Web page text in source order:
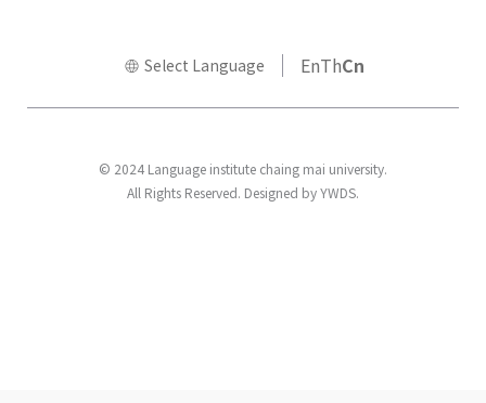
Select Language EnThCn
© 2024 Language institute chaing mai university.
All Rights Reserved. Designed by YWDS.